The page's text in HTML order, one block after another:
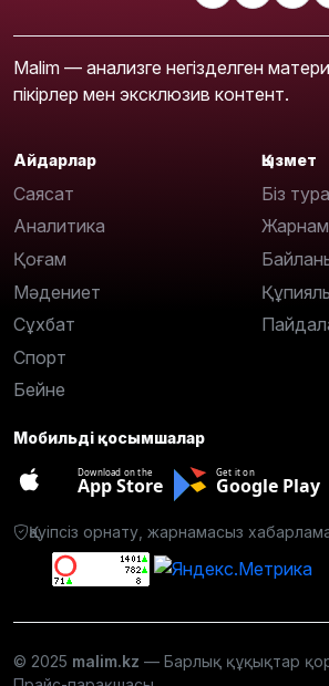
Malim — анализге негізделген
пікірлер мен эксклюзив контент.
Айдарлар
Саясат
Аналитика
Қоғам
Мәдениет
Сұхбат
Спорт
Бейне
Қызмет
Біз
Мобильді қосымшалар
Download on the
App Store
Get it on
Google Play
Қауіпсіз орнату, жарнамасыз
© 2025 malim.kz — Барлық құқықтар